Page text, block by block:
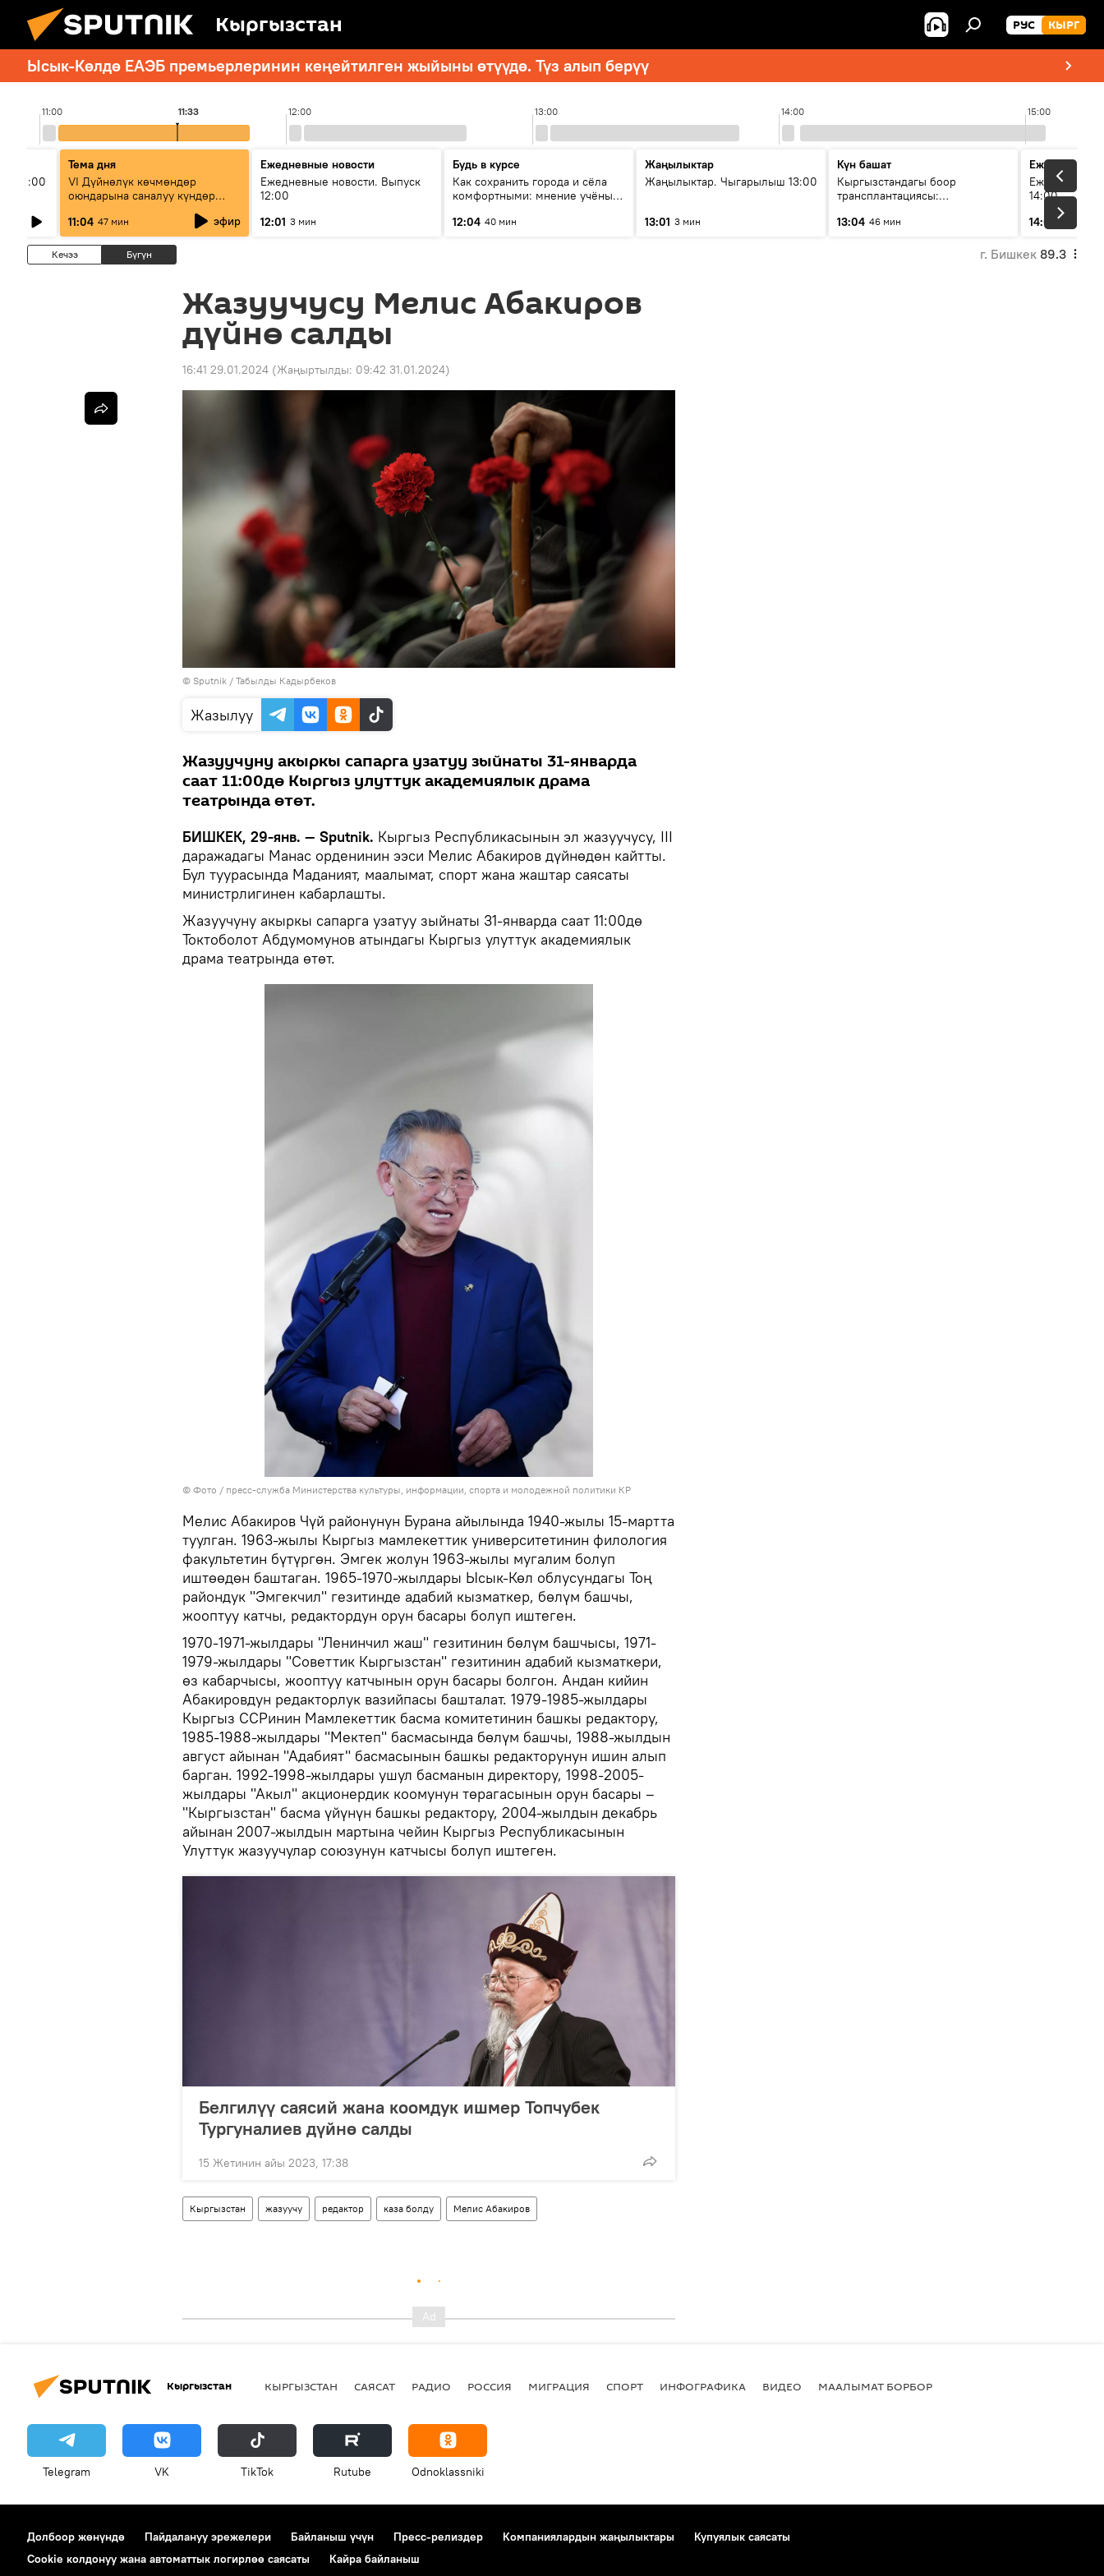
Кыргызстан РУС КЫРГ
Ысык-Көлдө ЕАЭБ премьерлеринин кеңейтилген жыйыны өтүүдө. Түз алып берүү
11:00 12:00 13:00 14:00 15:00
11:33
11:00
Тема дня
VI Дүйнөлүк көчмөндөр
оюндарына саналуу күндөр
калды: даярдык иштери кайсы
этапка жетти?
11:04 47 мин эфир
Ежедневные новости
Ежедневные новости. Выпуск
12:00
12:01 3 мин
Будь в курсе
Как сохранить города и сёла
комфортными: мнение учёных
12:04 40 мин
Жаңылыктар
Жаңылыктар. Чыгарылыш 13:00
13:01 3 мин
Күн башат
Кыргызстандагы боор
трансплантациясы:
келечеги
13:04 46 мин
Ежедневные
Ежедневные
14:00
14:01
3 мин
Кечээ Бүгүн г. Бишкек 89.3
Жазуучусу Мелис Абакиров
дүйнө салды
16:41 29.01.2024 (Жаңыртылды: 09:42 31.01.2024)
© Sputnik / Табылды Кадырбеков
Жазылуу
Жазуучуну акыркы сапарга узатуу зыйнаты 31-январда
саат 11:00дө Кыргыз улуттук академиялык драма
театрында өтөт.
БИШКЕК, 29-янв. — Sputnik. Кыргыз Республикасынын эл жазуучусу, III
даражадагы Манас орденинин ээси Мелис Абакиров дүйнөдөн кайтты.
Бул туурасында Маданият, маалымат, спорт жана жаштар саясаты
министрлигинен кабарлашты.
Жазуучуну акыркы сапарга узатуу зыйнаты 31-январда саат 11:00дө
Токтоболот Абдумомунов атындагы Кыргыз улуттук академиялык
драма театрында өтөт.
© Фото / пресс-служба Министерства культуры, информации, спорта и молодежной политики КР
Мелис Абакиров Чүй районунун Бурана айылында 1940-жылы 15-мартта
туулган. 1963-жылы Кыргыз мамлекеттик университетинин филология
факультетин бүтүргөн. Эмгек жолун 1963-жылы мугалим болуп
иштөөдөн баштаган. 1965-1970-жылдары Ысык-Көл облусундагы Тоң
райондук "Эмгекчил" гезитинде адабий кызматкер, бөлүм башчы,
жооптуу катчы, редактордун орун басары болуп иштеген.
1970-1971-жылдары "Ленинчил жаш" гезитинин бөлүм башчысы, 1971-
1979-жылдары "Советтик Кыргызстан" гезитинин адабий кызматкери,
өз кабарчысы, жооптуу катчынын орун басары болгон. Андан кийин
Абакировдун редакторлук вазийпасы башталат. 1979-1985-жылдары
Кыргыз ССРинин Мамлекеттик басма комитетинин башкы редактору,
1985-1988-жылдары "Мектеп" басмасында бөлүм башчы, 1988-жылдын
август айынан "Адабият" басмасынын башкы редакторунун ишин алып
барган. 1992-1998-жылдары ушул басманын директору, 1998-2005-
жылдары "Акыл" акционердик коомунун төрагасынын орун басары –
"Кыргызстан" басма үйүнүн башкы редактору, 2004-жылдын декабрь
айынан 2007-жылдын мартына чейин Кыргыз Республикасынын
Улуттук жазуучулар союзунун катчысы болуп иштеген.
Белгилүү саясий жана коомдук ишмер Топчубек
Тургуналиев дүйнө салды
15 Жетинин айы 2023, 17:38
Кыргызстан жазуучу редактор каза болду Мелис Абакиров
Кыргызстан КЫРГЫЗСТАН САЯСАТ РАДИО РОССИЯ МИГРАЦИЯ СПОРТ ИНФОГРАФИКА ВИДЕО МААЛЫМАТ БОРБОР
Telegram VK ТikТоk Rutube Odnoklassniki
Долбоор жөнүндө Пайдалануу эрежелери Байланыш үчүн Пресс-релиздер Компаниялардын жаңылыктары
Купуялык саясаты
Cookie колдонуу жана автоматтык логирлөө саясаты
Кайра байланыш